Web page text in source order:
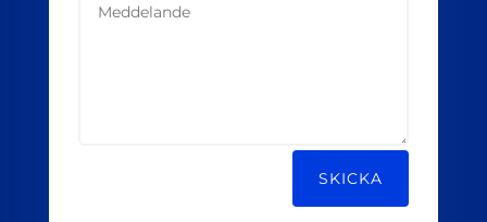
SKICKA